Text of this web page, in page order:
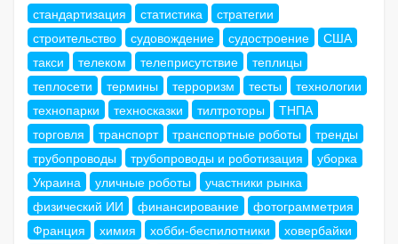
стандартизация
статистика
стратегии
строительство
судовождение судостроение
США
такси
телеком телеприсутствие
теплицы
теплосети
термины терроризм тесты
технологии
технопарки
техносказки тилтроторы
ТНПА
торговля
транспорт транспортные роботы
тренды
трубопроводы
трубопроводы и роботизация
уборка
Украина
уличные роботы
участники рынка
физический ИИ
финансирование
фотограмметрия
Франция
химия хобби-беспилотники
ховербайки